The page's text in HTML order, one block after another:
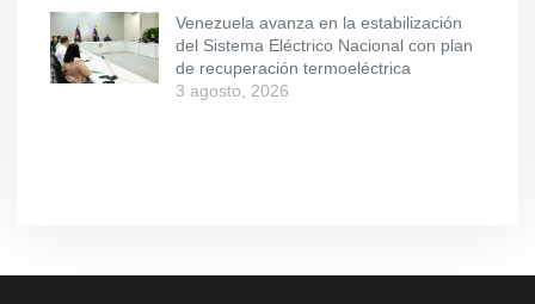
Venezuela avanza en la estabilización
del Sistema Eléctrico Nacional con plan
de recuperación termoeléctrica
3 agosto, 2026